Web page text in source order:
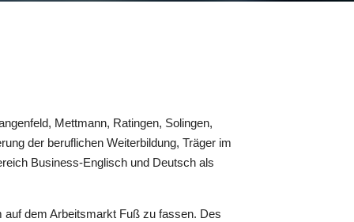
Mettmann, Ratingen, Solingen,
der beruflichen Weiterbildung, Träger im
Business-Englisch und Deutsch als
auf dem Arbeitsmarkt Fuß zu fassen. Des